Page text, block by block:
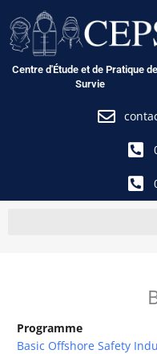
au
contenu
Centre d'Étude et de Pratique
Survie
Programme
Basic Offshore Safety